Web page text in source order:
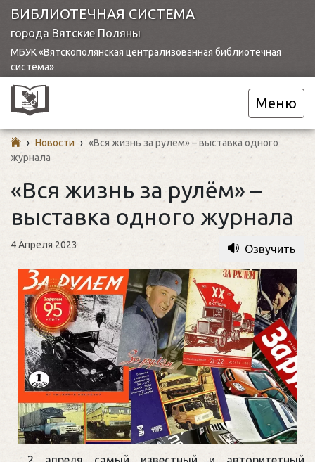
БИБЛИОТЕЧНАЯ СИСТЕМА
города Вятские Поляны
МБУК «Вятскополянская централизованная библиотечная
система»
Меню
› Новости › «Вся жизнь за рулём» – выставка одного
журнала
«Вся жизнь за рулём» –
выставка одного журнала
4 Апреля 2023 Озвучить